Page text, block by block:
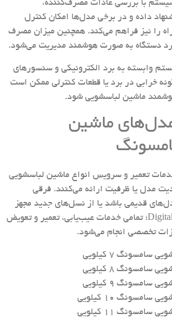
با بررسی عادات مصرف‌کننده،
داده و در برخی مدل‌ها امکان کنترل
را نیز فراهم می‌کند. همچنین میزان مصرف
دستگاه به صورت هوشمند مدیریت می‌شود.
وابسته به برد الکترونیکی و سنسورهای
خرابی در برد یا قطعات کنترلی ممکن است
ماشین لباسشویی شود.
ماشین
123 تعمیر خدمات تعمیر و سرویس انواع ماشین لباسشویی
مدل یا ظرفیت ارائه می‌کنند. فرقی
قدیمی باشد یا از نسل‌های جدید مجهز
به فناوری AI و Digital Inverter؛ تمامی خدمات عیب‌یابی، تعمیر و تعویض
تخصصی انجام می‌شود.
سامسونگ ۷ کیلویی
سامسونگ ۸ کیلویی
سامسونگ ۹ کیلویی
۱۰ کیلویی
۱۱ کیلویی